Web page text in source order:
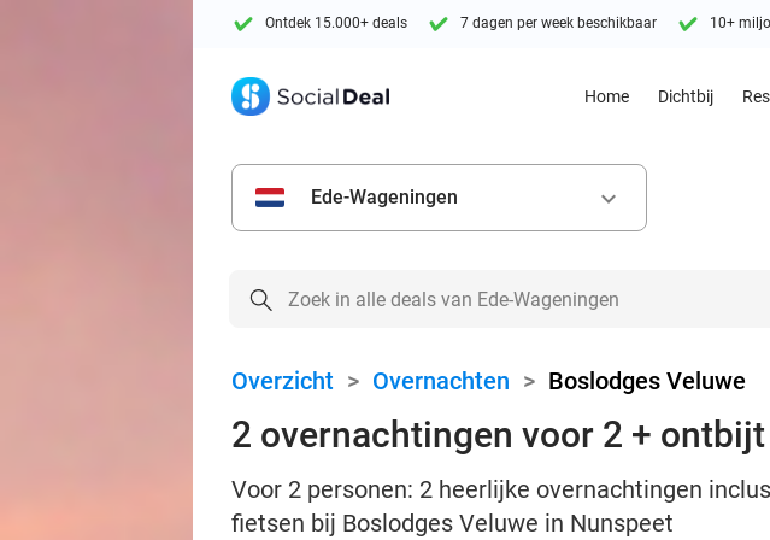
Ontdek 15.000+ deals 7 dagen per week beschikbaar 10+
Home Dichtbij
Ede-Wageningen keyboard_arrow_down
Overzicht > Overnachten > Boslodges Veluwe
2 overnachtingen voor 2 +
Voor 2 personen: 2 heerlijke overnachtingen
fietsen bij Boslodges Veluwe in Nunspeet